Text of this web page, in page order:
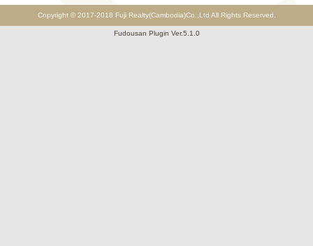
Copyright © 2017-2018 Fuji Realty(Cambodia)Co.,Ltd All Rights Reserved.
Fudousan Plugin Ver.5.1.0